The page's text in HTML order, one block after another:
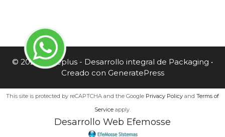
© 2026 Caneplus - Desarrollo integral de Packaging •
Creado con GeneratePress
This site is protected by reCAPTCHA and the Google Privacy Policy and Terms of
Service apply.
Desarrollo Web Efemosse